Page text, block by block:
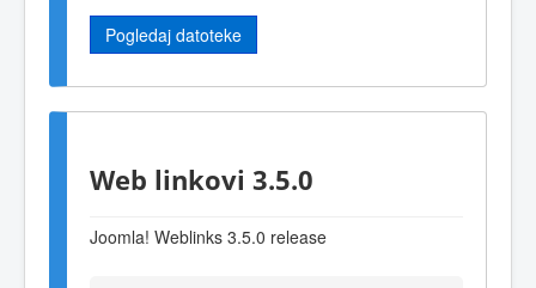
Pogledaj datoteke
Web linkovi 3.5.0
Joomla! Weblinks 3.5.0 release